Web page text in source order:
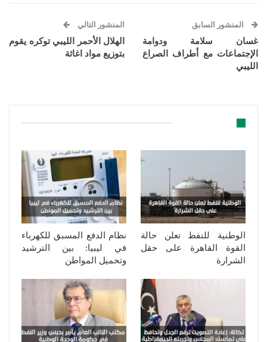
المنشور السابق
غسان سلامة ودوامة
الإجتماعات مع أطراف الصراع
الليبي
المنشور التالي
الهلال الأحمر الليبي توكره يقوم
بتوزيع مواد اغاثة
الوطنية للنفط تعلن حالة
القوة القاهرة على حقل
الشرارة
نظام الدفع المسبق للكهرباء
في ليبيا: بين الترشيد
وتحميل المواطن